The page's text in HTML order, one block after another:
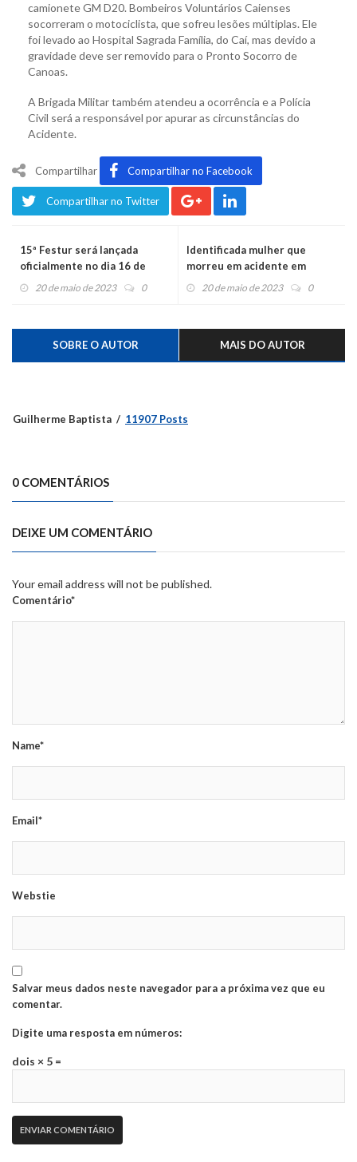
camionete GM D20. Bombeiros Voluntários Caienses
socorreram o motociclista, que sofreu lesões múltiplas. Ele
foi levado ao Hospital Sagrada Família, do Caí, mas devido a
gravidade deve ser removido para o Pronto Socorro de
Canoas.
A Brigada Militar também atendeu a ocorrência e a Polícia
Civil será a responsável por apurar as circunstâncias do
Acidente.
Compartilhar Compartilhar no Facebook
Compartilhar no Twitter
15ª Festur será lançada
oficialmente no dia 16 de
junho20 de maio de 2023 0
Identificada mulher que
morreu em acidente em
Montenegro
20 de maio de 2023 0
SOBRE O AUTOR MAIS DO AUTOR
Guilherme Baptista 11907 Posts
0 COMENTÁRIOS
DEIXE UM COMENTÁRIO
Your email address will not be published.
Comentário*
Name*
Email*
Webstie
Salvar meus dados neste navegador para a próxima vez que eu
comentar.
Digite uma resposta em números:
dois × 5 =